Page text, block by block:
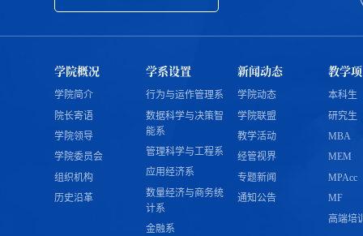
学院概况
学院简介
院长寄语
学院领导
学院委员会
组织机构
历史沿革
学系设置
行为与运作管理系
数据科学与决策智
能系
管理科学与工程系
应用经济系
数量经济与商务统
计系
金融系
新闻动态
学院动态
学院联盟
教学活动
经管视界
专题新闻
通知公告
教学
本科生
研究生
MBA
MEM
MPAcc
MF
高端培